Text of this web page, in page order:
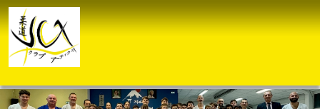
Panneau de gestion des cookies